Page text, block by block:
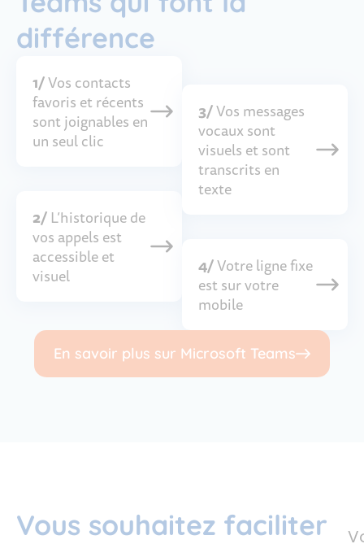
différence
1/Vos contacts
favoris et récents
sont joignables en
un seul clic
2/ L’historique de
vos appels est
accessible et
visuel
3/Vos messages
vocaux sont
visuels et sont
transcrits en
texte
4/Votre ligne fixe
est sur votre
mobile
En savoir plus sur Microsoft Teams
Vous souhaitez faciliter